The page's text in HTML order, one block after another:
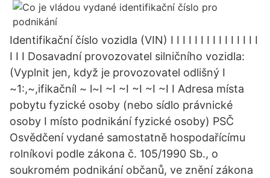
Identifikační číslo vozidla (VIN) I I I I I I I I I I I I I I I
I I I Dosavadní provozovatel silničního vozidla:
(Vyplnit jen, když je provozovatel odlišný I
~1:,~,ifikačníl ~ l~I ~I ~I ~I ~I ~I I Adresa místa
pobytu fyzické osoby (nebo sídlo právnické
osoby I místo podnikání fyzické osoby) PSČ
Osvědčení vydané samostatně hospodařícímu
rolníkovi podle zákona č. 105/1990 Sb., o
soukromém podnikání občanů, ve znění zákona